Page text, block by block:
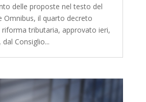
delle proposte nel testo del
Omnibus, il quarto decreto
tributaria, approvato ieri,
Consiglio...